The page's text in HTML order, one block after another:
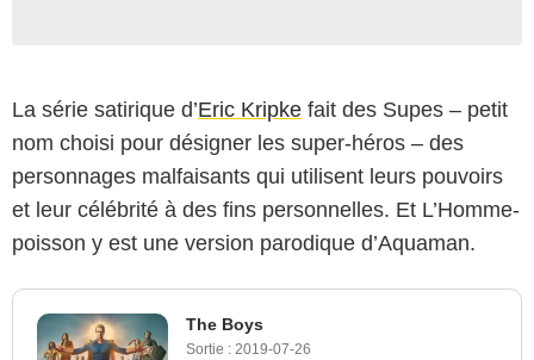
La série satirique d’Eric Kripke fait des Supes – petit
nom choisi pour désigner les super-héros – des
personnages malfaisants qui utilisent leurs pouvoirs
et leur célébrité à des fins personnelles. Et L’Homme-
poisson y est une version parodique d’Aquaman.
The Boys
Sortie : 2019-07-26